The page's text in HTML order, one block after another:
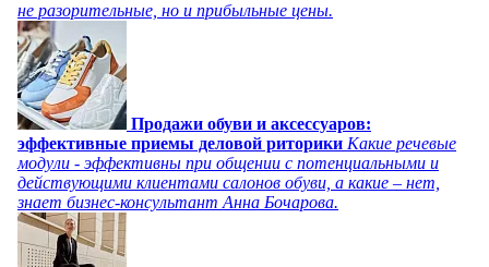
не разорительные, но и прибыльные цены.
Продажи обуви и аксессуаров:
эффективные приемы деловой риторики Какие речевые
модули - эффективны при общении с потенциальными и
действующими клиентами салонов обуви, а какие – нет,
знает бизнес-консультант Анна Бочарова.